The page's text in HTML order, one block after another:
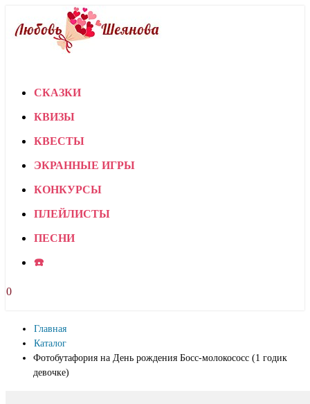
СКАЗКИ
КВИЗЫ
КВЕСТЫ
ЭКРАННЫЕ ИГРЫ
КОНКУРСЫ
ПЛЕЙЛИСТЫ
ПЕСНИ
☎️
0
Главная
Каталог
Фотобутафория на День рождения Босс-молокососс (1 годик
девочке)